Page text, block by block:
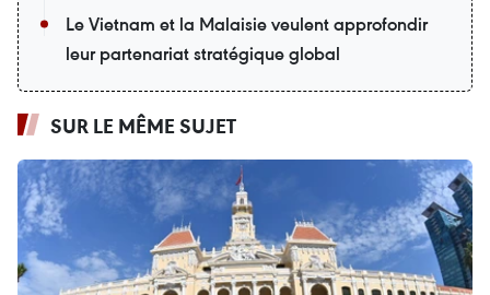
Le Vietnam et la Malaisie veulent approfondir
leur partenariat stratégique global
SUR LE MÊME SUJET